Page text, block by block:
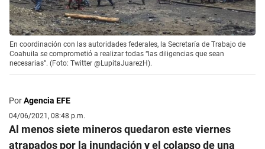
En coordinación con las autoridades federales, la Secretaría de Trabajo de
Coahuila se comprometió a realizar todas “las diligencias que sean
necesarias”. (Foto: Twitter @LupitaJuarezH).
PorAgencia EFE
04/06/2021, 08:48 p.m.
Al menos siete mineros quedaron este viernes
atrapados por la inundación y el colapso de una